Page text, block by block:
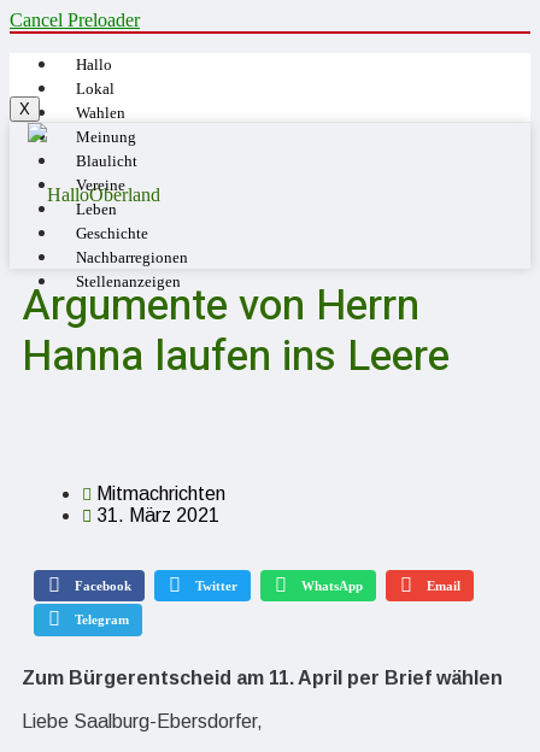
Cancel Preloader
Hallo
Lokal
Wahlen
Meinung
Blaulicht
Vereine
Leben
Geschichte
Nachbarregionen
Stellenanzeigen
X
Argumente von Herrn
Hanna laufen ins Leere
Mitmachrichten
31. März 2021
Facebook Twitter WhatsApp Email
Telegram
Zum Bürgerentscheid am 11. April per Brief wählen
Liebe Saalburg-Ebersdorfer,